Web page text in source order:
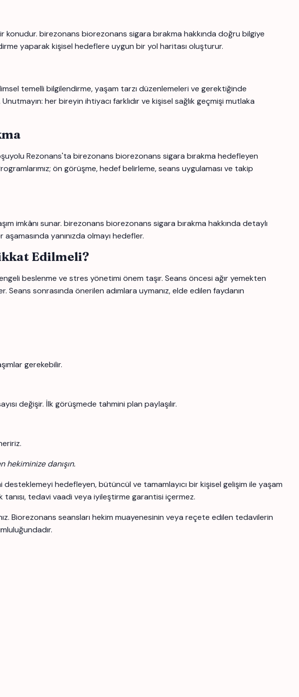
konudur. birezonans biorezonans sigara bırakma hakkında doğru bilgiye
yaparak kişisel hedeflere uygun bir yol haritası oluşturur.
temelli bilgilendirme, yaşam tarzı düzenlemeleri ve gerektiğinde
her bireyin ihtiyacı farklıdır ve kişisel sağlık geçmişi mutlaka
Rezonans'ta birezonans biorezonans sigara bırakma hedefleyen
ön görüşme, hedef belirleme, seans uygulaması ve takip
imkânı sunar. birezonans biorezonans sigara bırakma hakkında detaylı
yanınızda olmayı hedefler.
Edilmeli?
beslenme ve stres yönetimi önem taşır. Seans öncesi ağır yemekten
Seans sonrasında önerilen adımlara uymanız, elde edilen faydanın
gerekebilir.
değişir. İlk görüşmede tahmini plan paylaşılır.
hekiminize danışın.
hedefleyen, bütüncül ve tamamlayıcı bir kişisel gelişim ile yaşam
tanısı, tedavi vaadi veya iyileştirme garantisi içermez.
Biorezonans seansları hekim muayenesinin veya reçete edilen tedavilerin